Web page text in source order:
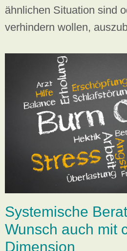
ähnlichen Situation sind
verhindern wollen,
Systemische
Wunsch auch mit
Dimension